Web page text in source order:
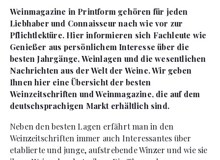
Weinmagazine in Printform gehören für jeden
Liebhaber und Connaisseur nach wie vor zur
Pflichtlektüre. Hier informieren sich Fachleute wie
Genießer aus persönlichem Interesse über die
besten Jahrgänge, Weinlagen und die wesentlichen
Nachrichten aus der Welt der Weine. Wir geben
Ihnen hier eine Übersicht der besten
Weinzeitschriften und Weinmagazine, die auf dem
deutschsprachigen Markt erhältlich sind.
Neben den besten Lagen erfährt man in den
Weinzeitschriften immer auch Interessantes über
etablierte und junge, aufstrebende Winzer und wie sie